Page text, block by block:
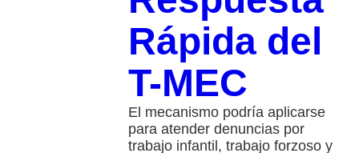
Rápida del
T-MEC
El mecanismo podría aplicarse
para atender denuncias por
trabajo infantil, trabajo forzoso y